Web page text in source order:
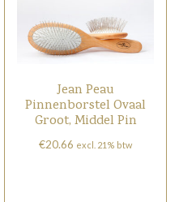
Jean Peau
Pinnenborstel Ovaal
Groot, Middel Pin
€20.66 excl. 21% btw